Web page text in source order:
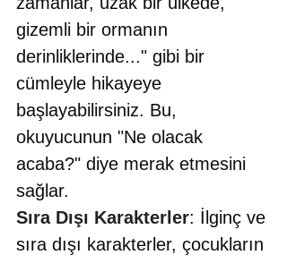
gizemli bir ormanın
derinliklerinde..." gibi bir
cümleyle hikayeye
başlayabilirsiniz. Bu,
okuyucunun "Ne olacak
acaba?" diye merak etmesini
sağlar.
Sıra Dışı Karakterler: İlginç ve
sıra dışı karakterler, çocukların